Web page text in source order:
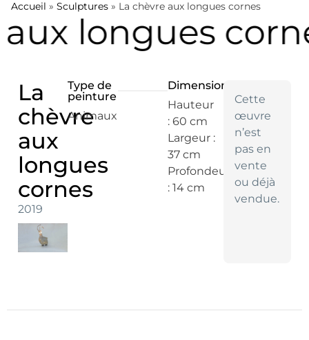
Accueil » Sculptures » La chèvre aux longues cornes
longues
La
chèvre
aux
longues
cornes
2019
Type de
peinture
Animaux
Dimensions
Hauteur
: 60 cm
Largeur :
37 cm
Profondeur
: 14 cm
Cette
œuvre
n’est
pas en
vente
ou déjà
vendue.